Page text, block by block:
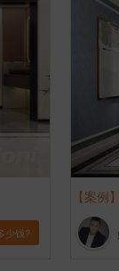
少钱?
【案例